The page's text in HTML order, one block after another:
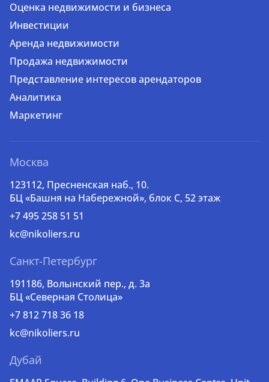
Оценка недвижимости и бизнеса
Инвестиции
Аренда недвижимости
Продажа недвижимости
Представление интересов арендаторов
Аналитика
Маркетинг
Москва
123112, Пресненская наб., 10.
БЦ «Башня на Набережной», блок С, 52 этаж
+7 495 258 51 51
kc@nikoliers.ru
Санкт-Петербург
191186, Волынский пер., д. 3a
БЦ «Северная Столица»
+7 812 718 36 18
kc@nikoliers.ru
Дубай